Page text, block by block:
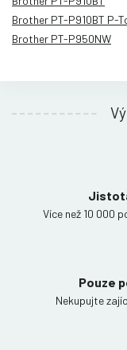
Brother PT-P910BT P-
Brother PT-P950NW
Více než 10 000
Pouze
Nekupujte